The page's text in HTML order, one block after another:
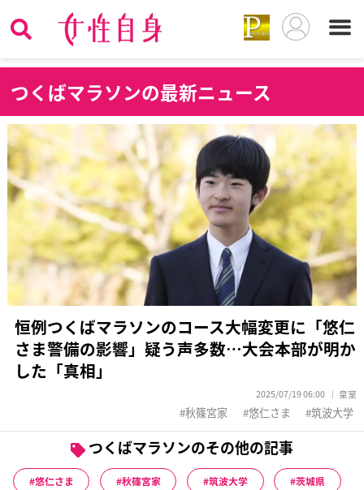
つくばマラソンの最新ニュース
恒例つくばマラソンのコース大幅変更に「悠仁
さま警備の影響」疑う声多数…大会本部が明か
した「真相」
2025/07/19 06:00 皇室
秋篠宮家 悠仁さま 筑波大学
つくばマラソンのその他の記事
悠仁さま 秋篠宮家 筑波大学 茨城県